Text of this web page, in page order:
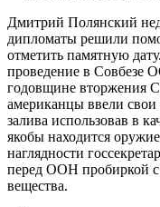
Дмитрий Полянский
дипломаты решили
отметить памятную
проведение в Совбезе
годовщине вторжения
американцы ввели свои
залива использовав в
якобы находится
наглядности
перед ООН пробиркой с
вещества.